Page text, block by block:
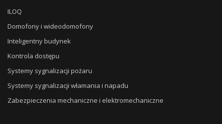
ILOQ
Domofony i wideodomofony
Inteligentny budynek
Kontrola dostępu
Systemy sygnalizacji pożaru
Systemy sygnalizacji włamania i napadu
Zabezpieczenia mechaniczne i elektromechaniczne